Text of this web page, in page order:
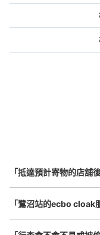
全
最長
「抵達預計寄物的店舖
「鷺沼站的ecbo cloak